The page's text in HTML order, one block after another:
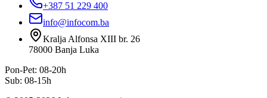
+387 51 229 400
info@infocom.ba
Kralja Alfonsa XIII br. 26
78000 Banja Luka
Pon-Pet: 08-20h
Sub: 08-15h